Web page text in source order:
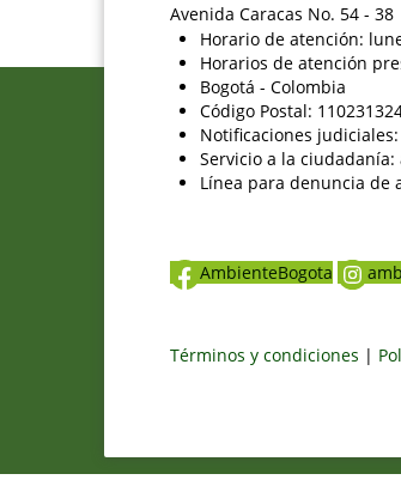
Avenida Caracas No. 54 -
Horario de atención:
Horarios de atención
Bogotá - Colombia
Código Postal:
Notificaciones
Servicio a la
Línea para denuncia de
AmbienteBogota
Términos y condiciones |